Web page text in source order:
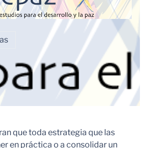
que toda estrategia que las
en práctica o a consolidar un